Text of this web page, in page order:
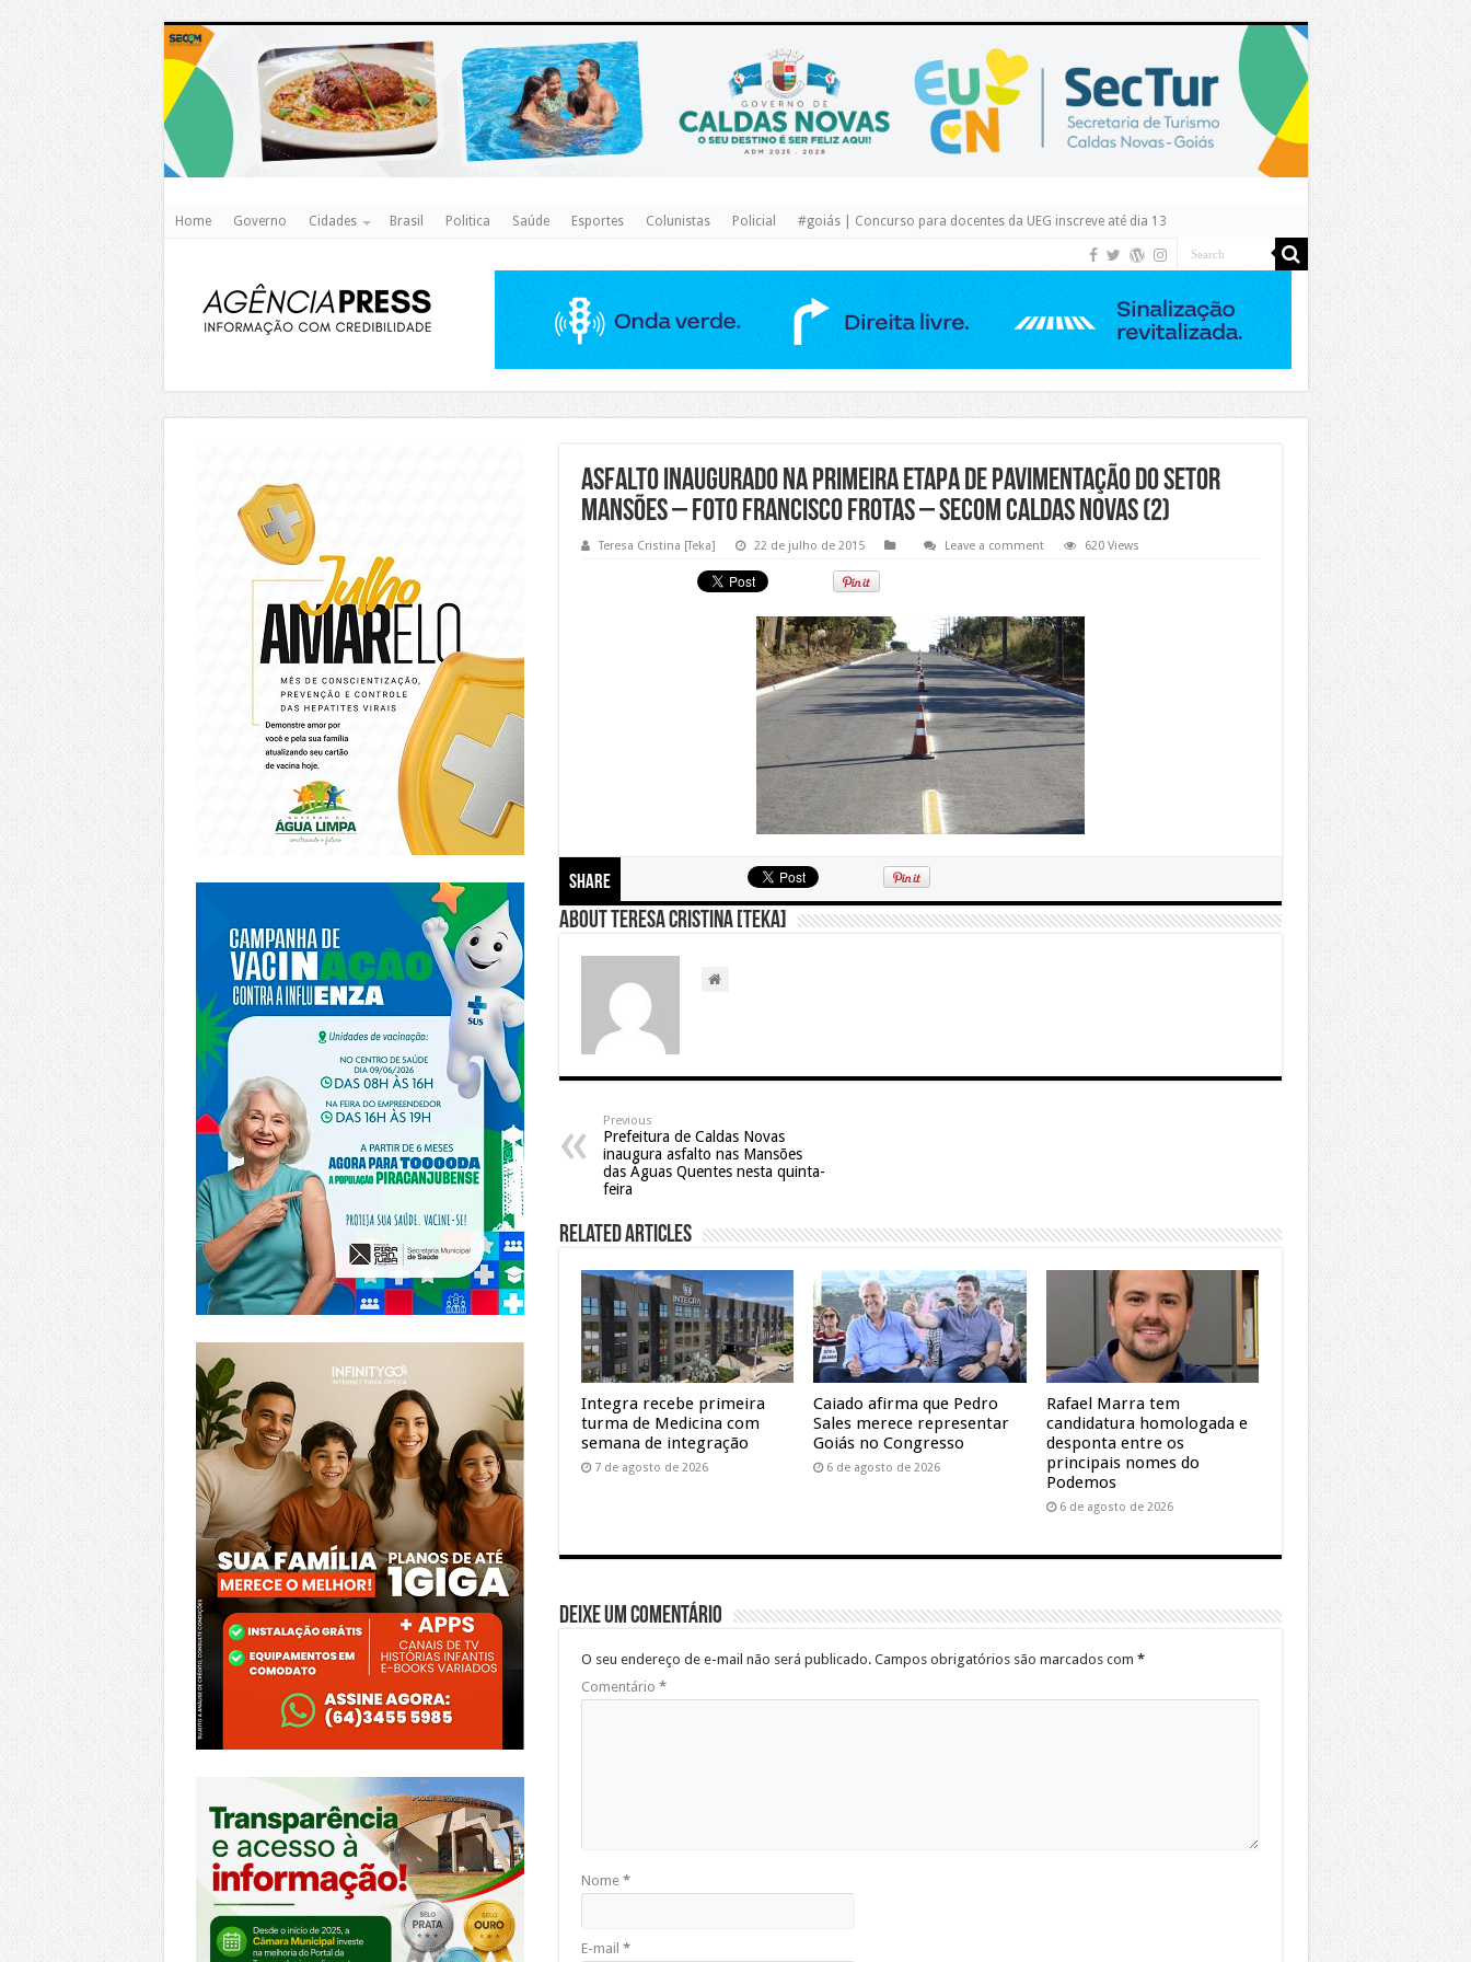
https://www.caldasnovas.go.gov.br/
Home Governo Cidades Brasil Politica Saúde Esportes Colunistas Policial #goiás | Concurso para docentes da UEG inscreve até dia 13
Asfalto inaugurado na primeira etapa de pavimentação do setor
Mansões – FOTO FRANCISCO FROTAS – SECOM CALDAS NOVAS (2)
Teresa Cristina [Teka] 22 de julho de 2015 Leave a comment 620 Views
Share
About Teresa Cristina [Teka]
Previous
Prefeitura de Caldas Novas
inaugura asfalto nas Mansões
das Águas Quentes nesta quinta-
feira
Related Articles
Integra recebe primeira
turma de Medicina com
semana de integração
7 de agosto de 2026
Caiado afirma que Pedro
Sales merece representar
Goiás no Congresso
6 de agosto de 2026
Rafael Marra tem
candidatura homologada e
desponta entre os
principais nomes do
Podemos
6 de agosto de 2026
Deixe um comentário
O seu endereço de e-mail não será publicado. Campos obrigatórios são marcados com *
Comentário *
Nome *
E-mail *
https://piracanjuba.go.gov.br/
https://www.infinitygo.com.br/
https://morrinhos.go.leg.br/